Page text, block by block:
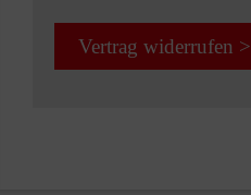
Vertrag widerrufen >